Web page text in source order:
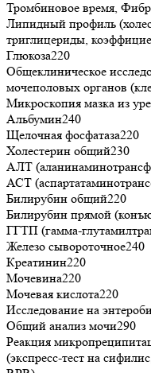
Тромбиновое время,
Липидный профиль
триглицериды,
Глюкоза220
Общеклиническое
мочеполовых органов
Микроскопия мазка из
Альбумин240
Щелочная фосфатаза220
Холестерин общий230
АЛТ
АСТ
Билирубин общий220
Билирубин прямой
ГГТП (гамма-
Железо сывороточное240
Креатинин220
Мочевина220
Мочевая кислота220
Исследование на
Общий анализ мочи290
Реакция
(экспресс-тест на